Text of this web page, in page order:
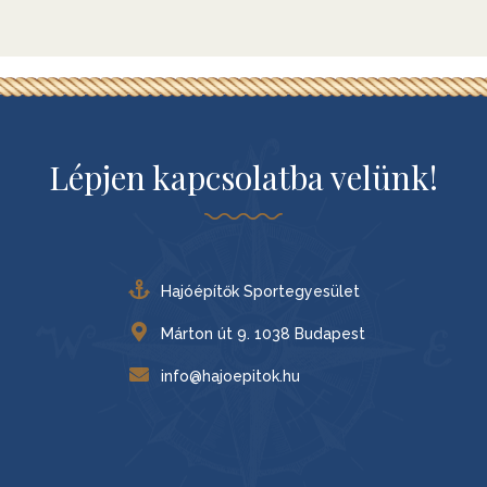
Lépjen kapcsolatba velünk!
Hajóépítők Sportegyesület
Márton út 9. 1038 Budapest
info@hajoepitok.hu